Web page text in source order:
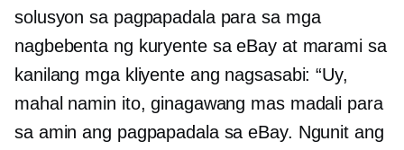
solusyon sa pagpapadala para sa mga
nagbebenta ng kuryente sa eBay at marami sa
kanilang mga kliyente ang nagsasabi: “Uy,
mahal namin ito, ginagawang mas madali para
sa amin ang pagpapadala sa eBay. Ngunit ang